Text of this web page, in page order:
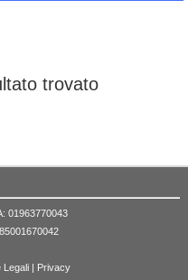
trovato
01963770043
Legali | Privacy